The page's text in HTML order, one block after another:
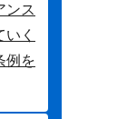
ンス
いく
例を